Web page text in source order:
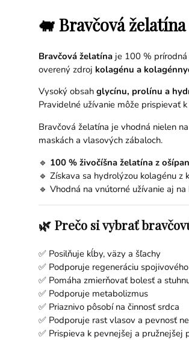
🐖 Bravčová
Bravčová želatínaje 100 % prírodná
overený zdroj kolagénu a
Vysoký obsah glycínu, prolínu a
Pravidelné užívanie môže prispievať k
Bravčová želatína je vhodná nielen na
maskách a vlasových zábaloch.
🔹 100 % živočíšna želatína z
🔹 Získava sa hydrolýzou kolagénu z
🔹 Vhodná na vnútorné užívanie aj
🌿 Prečo si vybrať
✅ Posilňuje kĺby, väzy a šľachy
✅ Podporuje regeneráciu
✅ Pomáha zmierňovať bolesť a
✅ Podporuje metabolizmus
✅ Priaznivo pôsobí na činnosť srdca
✅ Podporuje rast vlasov a pevnosť
✅ Prispieva k pevnejšej a pružnejšej